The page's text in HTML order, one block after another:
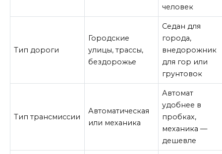
человек
Тип дороги
Городские
улицы, трассы,
бездорожье
Седан для
города,
внедорожник
для гор или
грунтовок
Тип трансмиссии
Автоматическая
или механика
Автомат
удобнее в
пробках,
механика —
дешевле